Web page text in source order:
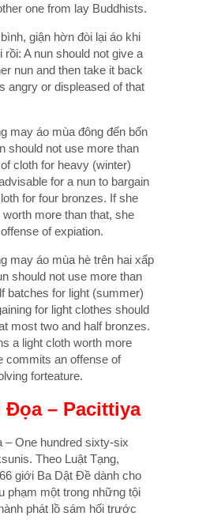
one from lay Buddhists.
giận hờn đòi lại áo khi
A nun should not give a
nun and then take it back
angry or displeased of that
may áo mùa đông đến bốn
should not use more than
cloth for heavy (winter)
for a nun to bargain
for four bronzes. If she
worth more than that, she
of expiation.
may áo mùa hè trên hai xấp
should not use more than
batches for light (summer)
for light clothes should
most two and half bronzes.
a light cloth worth more
commits an offense of
forteature.
Đọa – Pacittiya
– One hundred sixty-six
Theo Luật Tạng,
giới Ba Dật Đề dành cho
phạm một trong những tội
phát lồ sám hối trước